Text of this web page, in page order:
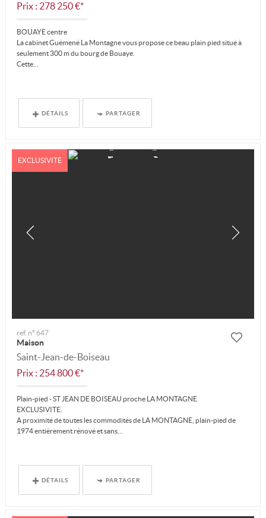
Prix : 278 250 €*
BOUAYE centre
La cabinet Guémené La Montagne vous propose ce beau plain pied situé à
seulement 300 m du bourg de Bouaye.
Cette...
DÉTAILS PARTAGER
EXCLUSIVITÉ
ref. n° 647
Maison
Saint-Jean-de-Boiseau
Prix : 254 800 €*
Plain-pied - ST JEAN DE BOISEAU proche LA MONTAGNE
EXCLUSIVITE.
A proximité de toutes les commodités de LA MONTAGNE, plain-pied de
1974 entièrement rénové et sans...
DÉTAILS PARTAGER